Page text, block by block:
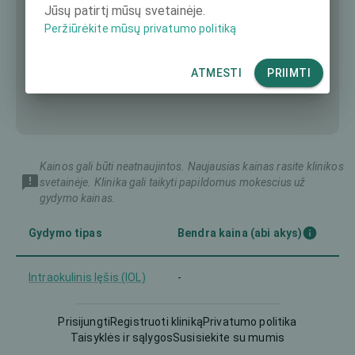
Kainos gali būti neatnaujintos. Naujausias kainas rasite klinikos
svetainėje. Klinika gali taikyti papildomus mokescius už
gydymo kainas.
Gydymo tipas Bendra kaina (abi akys)
Intraokulinis lęšis (IOL) -
PrisijungtiRegistruoti klinikąPrivatumo politika
Taisyklės ir sąlygosSusisiekite su mumis
Jūsų patirtį mūsų svetainėje.
Peržiūrėkite mūsų privatumo politiką
ATMESTI PRIIMTI